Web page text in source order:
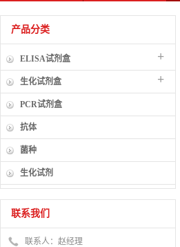
产品分类
ELISA试剂盒 +
生化试剂盒 +
PCR试剂盒
抗体
菌种
生化试剂
联系我们
联系人：赵经理